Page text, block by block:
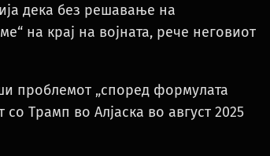
дека без решавање на
на крај на војната, рече неговиот
проблемот „според формулата
Трамп во Алјаска во август 2025